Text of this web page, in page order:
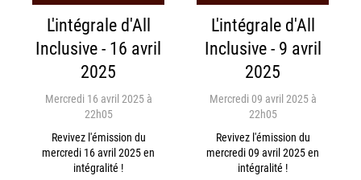
L'intégrale d'All
Inclusive - 16 avril
2025
Mercredi 16 avril 2025 à
22h05
Revivez l'émission du
mercredi 16 avril 2025 en
intégralité !
L'intégrale d'All
Inclusive - 9 avril
2025
Mercredi 09 avril 2025 à
22h05
Revivez l'émission du
mercredi 09 avril 2025 en
intégralité !